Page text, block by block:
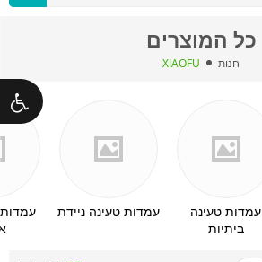
כל המוצרים
חנות XIAOFU
עמדות טעינה
ביתיות
עמדות טעינה ניידת